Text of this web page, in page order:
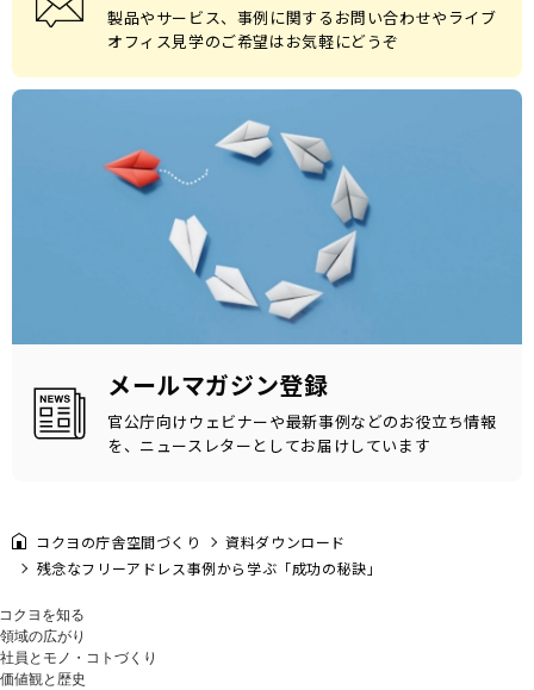
製品やサービス、事例に関するお問い合わせやライブ
オフィス見学のご希望はお気軽にどうぞ
メールマガジン登録
官公庁向けウェビナーや最新事例などのお役立ち情報
を、ニュースレターとしてお届けしています
コクヨの庁舎空間づくり
資料ダウンロード
残念なフリーアドレス事例から学ぶ「成功の秘訣」
コクヨを知る
領域の広がり
社員とモノ・コトづくり
価値観と歴史